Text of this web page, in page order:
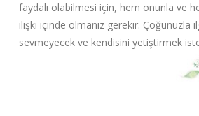
faydalı olabilmesi için, hem onunla ve
ilişki içinde olmanız gerekir. Çoğunuzla
sevmeyecek ve kendisini yetiştirmek